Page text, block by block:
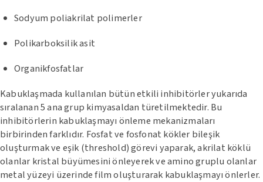
Sodyum poliakrilat polimerler
Polikarboksilik asit
Organikfosfatlar
Kabuklaşmada kullanılan bütün etkili inhibitörler yukarıda
sıralanan 5 ana grup kimyasaldan türetilmektedir. Bu
inhibitörlerin kabuklaşmayı önleme mekanizmaları
birbirinden farklıdır. Fosfat ve fosfonat kökler bileşik
oluşturmak ve eşik (threshold) görevi yaparak, akrilat köklü
olanlar kristal büyümesini önleyerek ve amino gruplu olanlar
metal yüzeyi üzerinde film oluşturarak kabuklaşmayı önlerler.